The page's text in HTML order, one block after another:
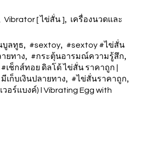
Vibrator [ ไข่สั่น ], เครื่องนวดและ
บูลทูธ, #sextoy, #sextoy #ไข่สั่น
ยทาง, #กระตุ้นอารมณ์ความรู้สึก,
#เช็กส์ทอย ดิลโด้ ไข่สั่น ราคาถูก |
เก็บเงินปลายทาง, #ไข่สั่นราคาถูก,
อร์แบงค์) l Vibrating Egg with